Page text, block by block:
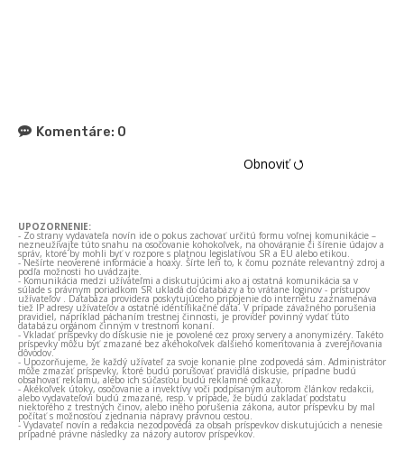
Komentáre: 0
Obnoviť ⭯
UPOZORNENIE:
- Zo strany vydavateľa novín ide o pokus zachovať určitú formu voľnej komunikácie –
nezneužívajte túto snahu na osočovanie kohokoľvek, na ohováranie či šírenie údajov a
správ, ktoré by mohli byť v rozpore s platnou legislatívou SR a EÚ alebo etikou.
- Nešírte neoverené informácie a hoaxy. Šírte len to, k čomu poznáte relevantný zdroj a
podľa možnosti ho uvádzajte.
- Komunikácia medzi užívateľmi a diskutujúcimi ako aj ostatná komunikácia sa v
súlade s právnym poriadkom SR ukladá do databázy a to vrátane loginov - prístupov
užívateľov . Databáza providera poskytujúceho pripojenie do internetu zaznamenáva
tiež IP adresy užívateľov a ostatné identifikačné dáta. V prípade závažného porušenia
pravidiel, napríklad páchaním trestnej činnosti, je provider povinný vydať túto
databázu orgánom činným v trestnom konaní.
- Vkladať príspevky do diskusie nie je povolené cez proxy servery a anonymizéry. Takéto
príspevky môžu byť zmazané bez akéhokoľvek ďalšieho komentovania a zverejňovania
dôvodov.
- Upozorňujeme, že každý užívateľ za svoje konanie plne zodpovedá sám. Administrátor
môže zmazať príspevky, ktoré budú porušovať pravidlá diskusie, prípadne budú
obsahovať reklamu, alebo ich súčasťou budú reklamné odkazy.
- Akékoľvek útoky, osočovanie a invektívy voči podpísaným autorom článkov redakcii,
alebo vydavateľovi budú zmazané, resp. v prípade, že budú zakladať podstatu
niektorého z trestných činov, alebo iného porušenia zákona, autor príspevku by mal
počítať s možnosťou zjednania nápravy právnou cestou.
- Vydavateľ novín a redakcia nezodpovedá za obsah príspevkov diskutujúcich a nenesie
prípadné právne následky za názory autorov príspevkov.